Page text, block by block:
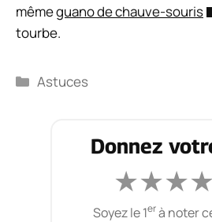
mêmeguano de chauve-souris
tourbe.
Catégories
Astuces
Donnez
★★★★
Soyez le 1erà noter